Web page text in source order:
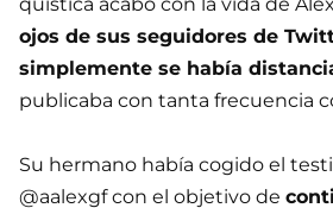
ojos de sus seguidores de
simplemente se había
publicaba con tanta frecuencia
Su hermano había cogido el
@aalexgf con el objetivo de